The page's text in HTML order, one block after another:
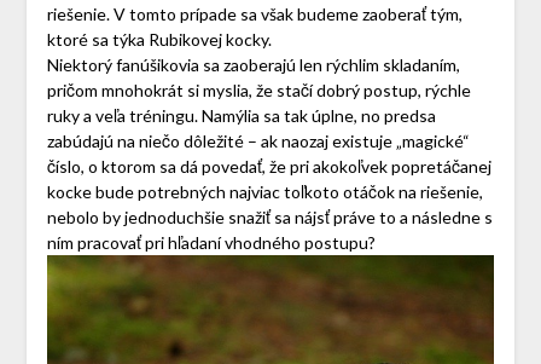
riešenie. V tomto prípade sa však budeme zaoberať tým,
ktoré sa týka Rubikovej kocky.
Niektorý fanúšikovia sa zaoberajú len rýchlim skladaním,
pričom mnohokrát si myslia, že stačí dobrý postup, rýchle
ruky a veľa tréningu. Namýlia sa tak úplne, no predsa
zabúdajú na niečo dôležité – ak naozaj existuje „magické“
číslo, o ktorom sa dá povedať, že pri akokoľvek popretáčanej
kocke bude potrebných najviac toľkoto otáčok na riešenie,
nebolo by jednoduchšie snažiť sa nájsť práve to a následne s
ním pracovať pri hľadaní vhodného postupu?